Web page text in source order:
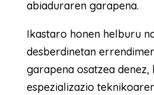
abiaduraren garapena.
Ikastaro honen helburu
desberdinetan
garapena osatzea denez,
espezializazio